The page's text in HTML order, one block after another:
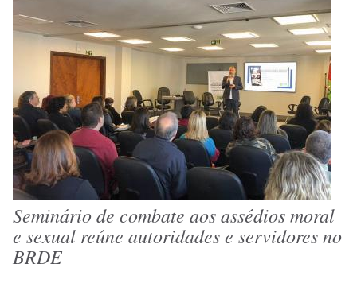
Seminário de combate aos assédios moral
e sexual reúne autoridades e servidores no
BRDE